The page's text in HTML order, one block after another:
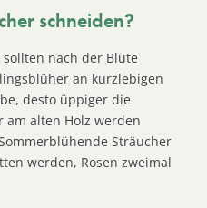
schneiden?
nach der Blüte
an kurzlebigen
desto üppiger die
alten Holz werden
Sträucher
werden, Rosen zweimal